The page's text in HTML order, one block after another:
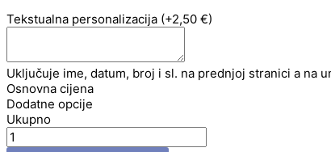
Tekstualna personalizacija (+2,50 €)
Uključuje ime, datum, broj i sl. na prednjoj stranici a na
Osnovna cijena
Dodatne opcije
Ukupno